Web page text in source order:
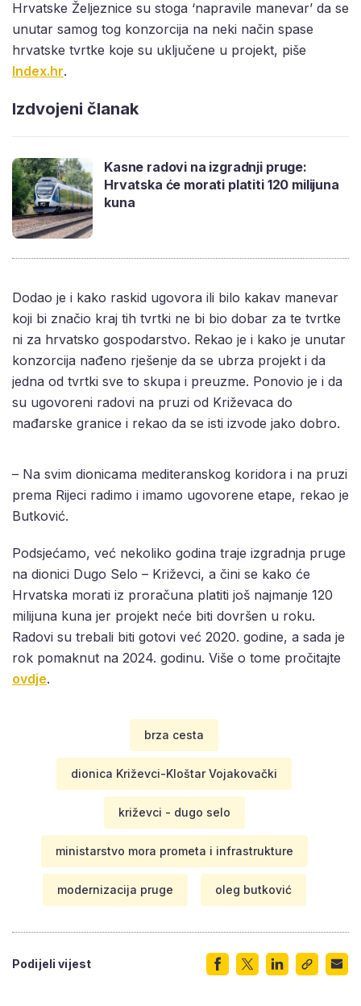
Hrvatske Željeznice su stoga ‘napravile manevar’ da se
unutar samog tog konzorcija na neki način spase
hrvatske tvrtke koje su uključene u projekt, piše
Index.hr.
Izdvojeni članak
Kasne radovi na izgradnji pruge:
Hrvatska će morati platiti 120 milijuna
kuna
Dodao je i kako raskid ugovora ili bilo kakav manevar
koji bi značio kraj tih tvrtki ne bi bio dobar za te tvrtke
ni za hrvatsko gospodarstvo. Rekao je i kako je unutar
konzorcija nađeno rješenje da se ubrza projekt i da
jedna od tvrtki sve to skupa i preuzme. Ponovio je i da
su ugovoreni radovi na pruzi od Križevaca do
mađarske granice i rekao da se isti izvode jako dobro.
– Na svim dionicama mediteranskog koridora i na pruzi
prema Rijeci radimo i imamo ugovorene etape, rekao je
Butković.
Podsjećamo, već nekoliko godina traje izgradnja pruge
na dionici Dugo Selo – Križevci, a čini se kako će
Hrvatska morati iz proračuna platiti još najmanje 120
milijuna kuna jer projekt neće biti dovršen u roku.
Radovi su trebali biti gotovi već 2020. godine, a sada je
rok pomaknut na 2024. godinu. Više o tome pročitajte
ovdje.
brza cesta
dionica Križevci-Kloštar Vojakovački
križevci - dugo selo
ministarstvo mora prometa i infrastrukture
modernizacija pruge oleg butković
Podijeli vijest